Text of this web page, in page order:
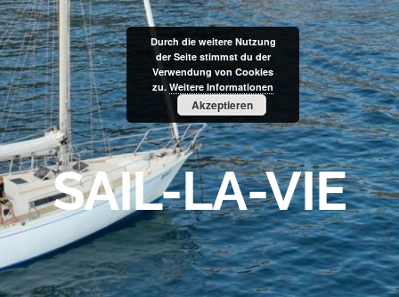
SAIL-LA-VIE
Durch die weitere Nutzung
der Seite stimmst du der
Verwendung von Cookies
zu. Weitere Informationen
Akzeptieren